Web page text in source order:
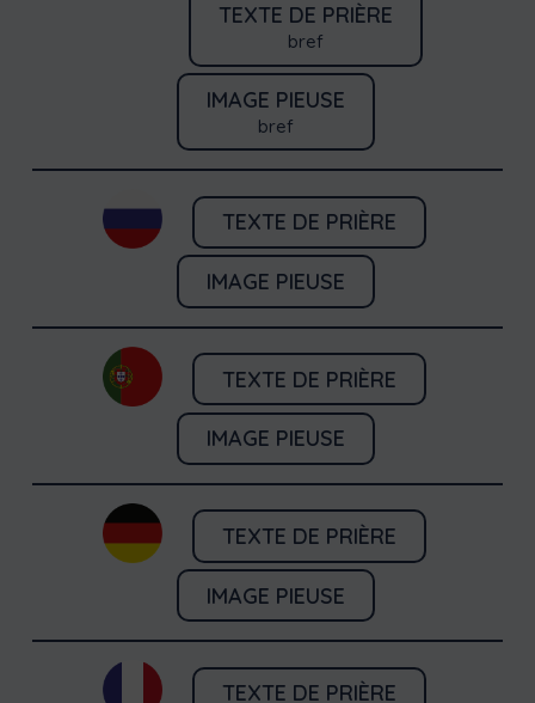
TEXTE DE PRIÈRE
bref
IMAGE PIEUSE
bref
TEXTE DE PRIÈRE
IMAGE PIEUSE
TEXTE DE PRIÈRE
IMAGE PIEUSE
TEXTE DE PRIÈRE
IMAGE PIEUSE
TEXTE DE PRIÈRE